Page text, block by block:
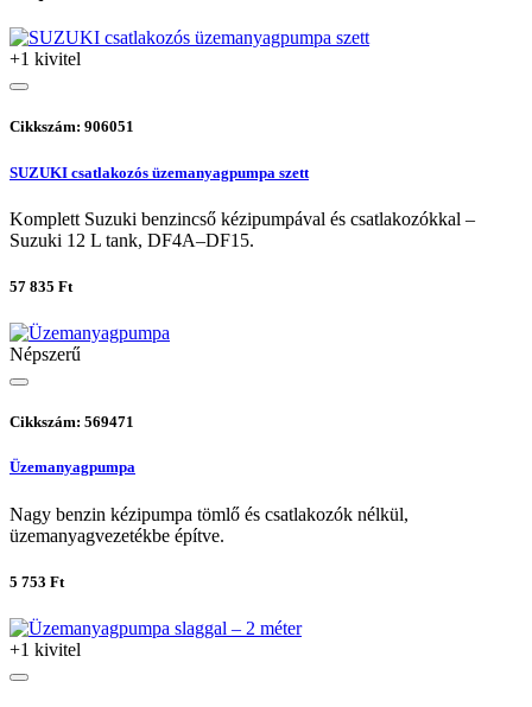
+1 kivitel
Cikkszám: 906051
SUZUKI csatlakozós üzemanyagpumpa szett
Komplett Suzuki benzincső kézipumpával és csatlakozókkal –
Suzuki 12 L tank, DF4A–DF15.
57 835 Ft
Népszerű
Cikkszám: 569471
Üzemanyagpumpa
Nagy benzin kézipumpa tömlő és csatlakozók nélkül,
üzemanyagvezetékbe építve.
5 753 Ft
+1 kivitel